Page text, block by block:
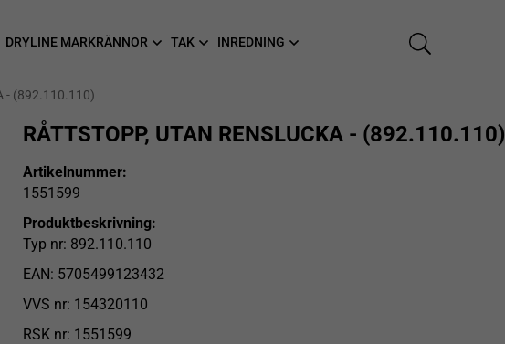
DRYLINE MARKRÄNNOR TAK INREDNING
- (892.110.110)
RÅTTSTOPP, UTAN RENSLUCKA - (892.110.110)
Artikelnummer:
1551599
Produktbeskrivning:
Typ nr: 892.110.110
EAN: 5705499123432
VVS nr: 154320110
RSK nr: 1551599